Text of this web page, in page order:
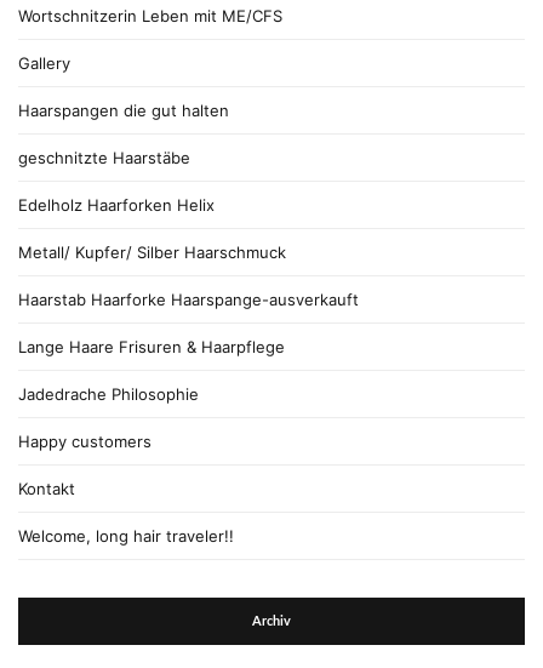
Wortschnitzerin Leben mit ME/CFS
Gallery
Haarspangen die gut halten
geschnitzte Haarstäbe
Edelholz Haarforken Helix
Metall/ Kupfer/ Silber Haarschmuck
Haarstab Haarforke Haarspange-ausverkauft
Lange Haare Frisuren & Haarpflege
Jadedrache Philosophie
Happy customers
Kontakt
Welcome, long hair traveler!!
Archiv